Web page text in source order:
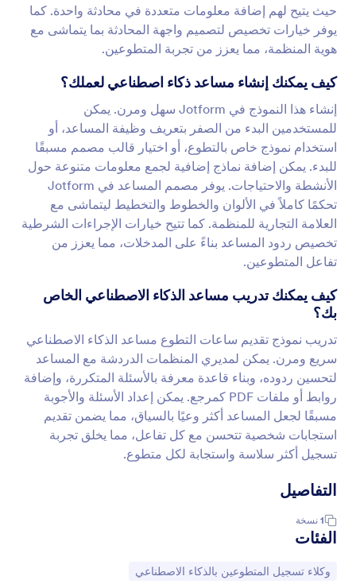
حيث يتيح لهم إضافة معلومات متعددة في محادثة واحدة. كما
يوفر خيارات تخصيص لتصميم واجهة المحادثة بما يتماشى مع
هوية المنظمة، مما يعزز من تجربة المتطوعين.
كيف يمكنك إنشاء مساعد ذكاء اصطناعي لعملك؟
إنشاء هذا النموذج في Jotform سهل ومرن. يمكن
للمستخدمين البدء من الصفر بتعريف وظيفة المساعد، أو
استخدام نموذج خاص بالتطوع، أو اختيار قالب مصمم مسبقًا
للبدء. يمكن إضافة نماذج إضافية لجمع معلومات متنوعة حول
الأنشطة والاحتياجات. يوفر مصمم المساعد في Jotform
تحكمًا كاملاً في الألوان والخطوط والتخطيط ليتماشى مع
العلامة التجارية للمنظمة. كما تتيح خيارات الإجراءات الشرطية
تخصيص ردود المساعد بناءً على المدخلات، مما يعزز من
تفاعل المتطوعين.
كيف يمكنك تدريب مساعد الذكاء الاصطناعي الخاص
بك؟
تدريب نموذج تقديم ساعات التطوع مساعد الذكاء الاصطناعي
سريع ومرن. يمكن لمديري المنظمات الدردشة مع المساعد
لتحسين ردوده، وبناء قاعدة معرفة بالأسئلة المتكررة، وإضافة
روابط أو ملفات PDF كمرجع. يمكن إعداد الأسئلة والأجوبة
مسبقًا لجعل المساعد أكثر وعيًا بالسياق، مما يضمن تقديم
استجابات شخصية تتحسن مع كل تفاعل، مما يخلق تجربة
تسجيل أكثر سلاسة واستجابة لكل متطوع.
التفاصيل
1 نسخة
الفئات
انتقل إلى الفئة:
وكلاء تسجيل المتطوعين بالذكاء الاصطناعي